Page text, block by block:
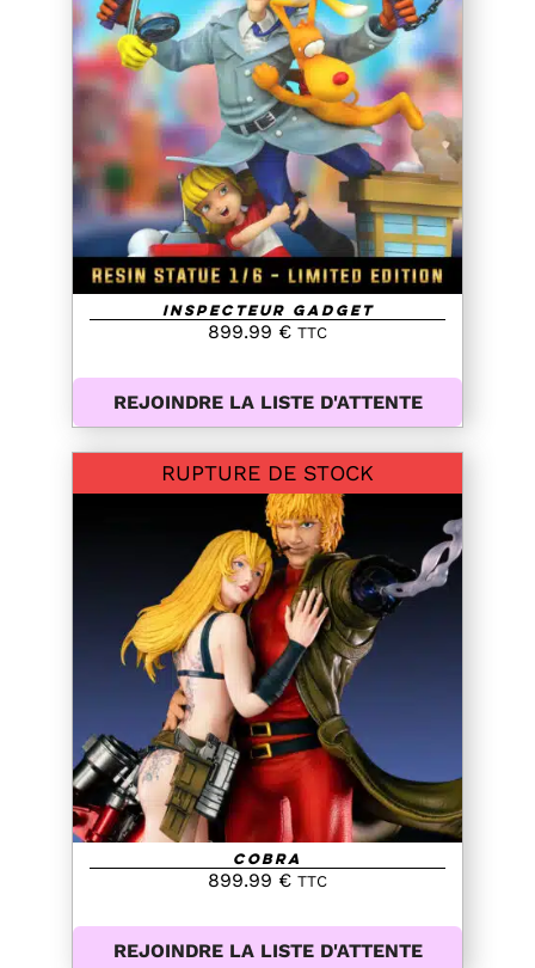
DETAILS
Inspecteur Gadget
899.99 € TTC
REJOINDRE LA LISTE D'ATTENTE
RUPTURE DE STOCK
DETAILS
Cobra
899.99 € TTC
REJOINDRE LA LISTE D'ATTENTE